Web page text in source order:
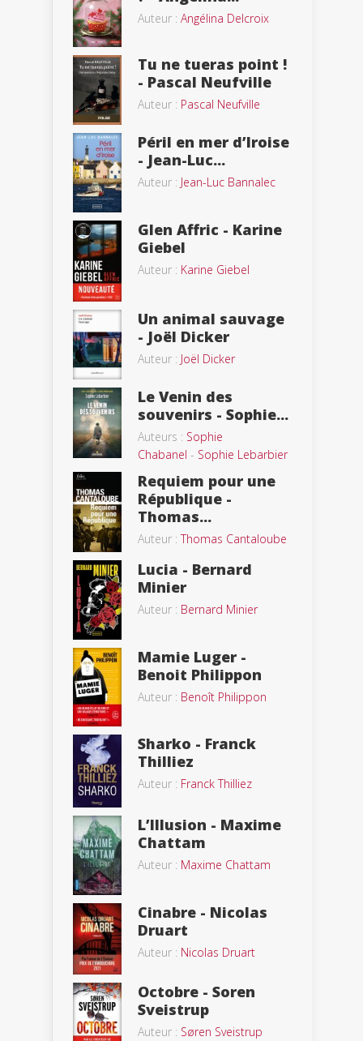
Auteur : Angélina Delcroix
Tu ne tueras point !
- Pascal Neufville
Auteur : Pascal Neufville
Péril en mer d’Iroise
- Jean-Luc...
Auteur : Jean-Luc Bannalec
Glen Affric - Karine
Giebel
Auteur : Karine Giebel
Un animal sauvage
- Joël Dicker
Auteur : Joël Dicker
Le Venin des
souvenirs - Sophie...
Auteurs : Sophie
Chabanel - Sophie Lebarbier
Requiem pour une
République -
Thomas...
Auteur :Thomas Cantaloube
Lucia - Bernard
Minier
Auteur : Bernard Minier
Mamie Luger -
Benoit Philippon
Auteur : Benoît Philippon
Sharko - Franck
Thilliez
Auteur : Franck Thilliez
L’Illusion - Maxime
Chattam
Auteur : Maxime Chattam
Cinabre - Nicolas
Druart
Auteur : Nicolas Druart
Octobre - Soren
Sveistrup
Auteur : Søren Sveistrup